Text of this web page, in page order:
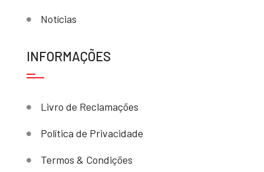
Notícias
INFORMAÇÕES
Livro de Reclamações
Política de Privacidade
Termos & Condições